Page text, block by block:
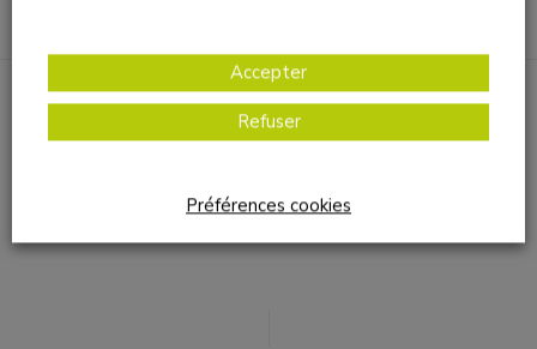
CDI
Accepter
Refuser
Préférences cookies